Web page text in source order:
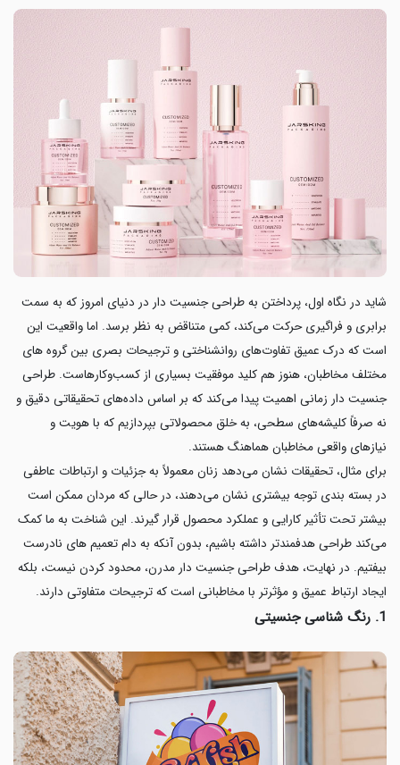
شاید در نگاه اول، پرداختن به طراحی جنسیت دار در دنیای امروز که به سمت
برابری و فراگیری حرکت می‌کند، کمی متناقض به نظر برسد. اما واقعیت این
است که درک عمیق تفاوت‌های روانشناختی و ترجیحات بصری بین گروه های
مختلف مخاطبان، هنوز هم کلید موفقیت بسیاری از کسب‌وکارهاست. طراحی
جنسیت دار زمانی اهمیت پیدا می‌کند که بر اساس داده‌های تحقیقاتی دقیق و
نه صرفاً کلیشه‌های سطحی، به خلق محصولاتی بپردازیم که با هویت و
نیازهای واقعی مخاطبان هماهنگ هستند.
برای مثال، تحقیقات نشان می‌دهد زنان معمولاً به جزئیات و ارتباطات عاطفی
در بسته بندی توجه بیشتری نشان می‌دهند، در حالی که مردان ممکن است
بیشتر تحت تأثیر کارایی و عملکرد محصول قرار گیرند. این شناخت به ما کمک
می‌کند طراحی هدفمندتر داشته باشیم، بدون آنکه به دام تعمیم های نادرست
بیفتیم. در نهایت، هدف طراحی جنسیت دار مدرن، محدود کردن نیست، بلکه
ایجاد ارتباط عمیق و مؤثرتر با مخاطبانی است که ترجیحات متفاوتی دارند.
1. رنگ شناسی جنسیتی